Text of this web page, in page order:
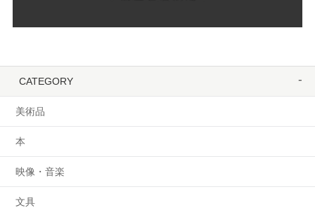
CATEGORY
美術品
本
映像・音楽
文具